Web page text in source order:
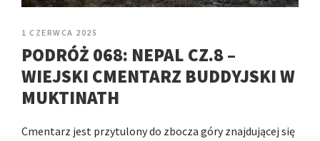
1 CZERWCA 2025
PODRÓŻ 068: NEPAL CZ.8 –
WIEJSKI CMENTARZ BUDDYJSKI W
MUKTINATH
Cmentarz jest przytulony do zbocza góry znajdującej się